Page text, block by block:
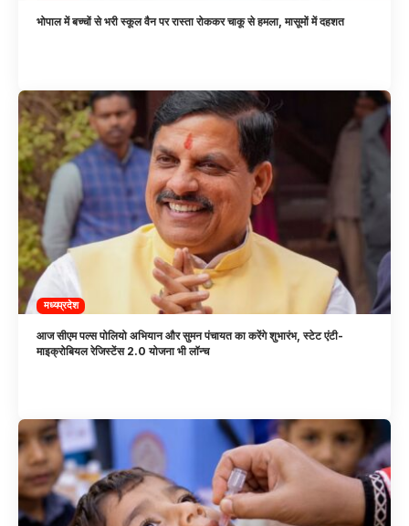
भोपाल में बच्चों से भरी स्कूल वैन पर रास्ता रोककर चाकू से हमला, मासूमों में दहशत
मध्यप्रदेश
आज सीएम पल्स पोलियो अभियान और सुमन पंचायत का करेंगे शुभारंभ, स्टेट एंटी-
माइक्रोबियल रेजिस्टेंस 2.0 योजना भी लॉन्च